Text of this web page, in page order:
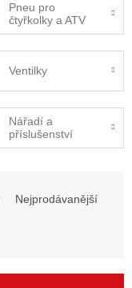
Pneu pro
čtyřkolky a ATV
Ventilky
Nářadí a
příslušenství
Nejprodávanější